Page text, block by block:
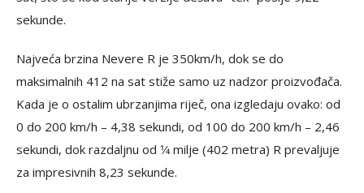
sekunde.
Najveća brzina Nevere R je 350km/h, dok se do
maksimalnih 412 na sat stiže samo uz nadzor proizvođača.
Kada je o ostalim ubrzanjima riječ, ona izgledaju ovako: od
0 do 200 km/h – 4,38 sekundi, od 100 do 200 km/h – 2,46
sekundi, dok razdaljnu od 1⁄4 milje (402 metra) R prevaljuje
za impresivnih 8,23 sekunde.